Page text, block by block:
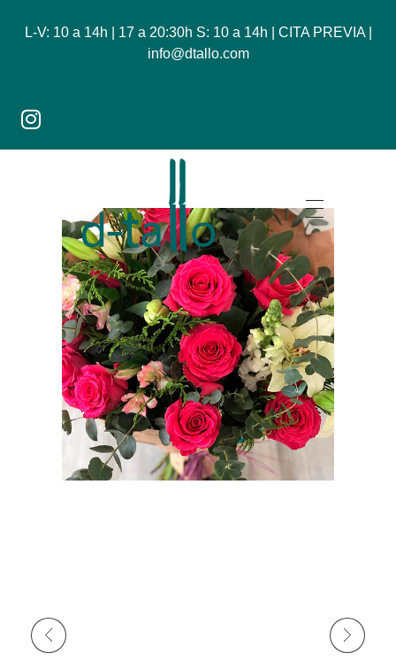
L-V: 10 a 14h | 17 a 20:30h S: 10 a 14h | CITA PREVIA |
info@dtallo.com
Dtallo - Tienda online de flores